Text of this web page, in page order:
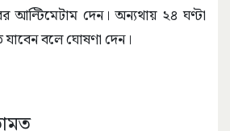
আল্টিমেটাম দেন। অন্যথায় ২৪ ঘণ্টা
যাবেন বলে ঘোষণা দেন।